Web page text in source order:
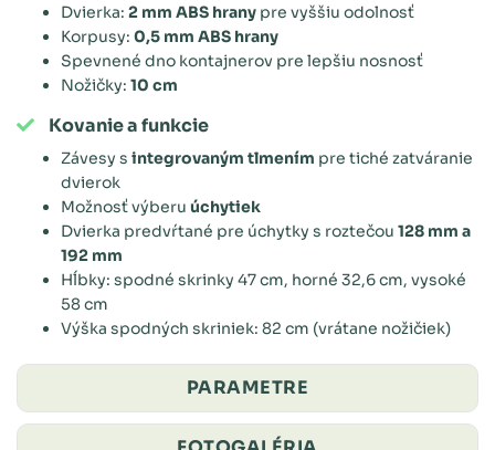
Dvierka: 2 mm ABS hrany pre vyššiu odolnosť
Korpusy: 0,5 mm ABS hrany
Spevnené dno kontajnerov pre lepšiu nosnosť
Nožičky: 10 cm
Kovanie a funkcie
Závesy s integrovaným tlmením pre tiché zatváranie
dvierok
Možnosť výberu úchytiek
Dvierka predvŕtané pre úchytky s roztečou 128 mm a
192 mm
Hĺbky: spodné skrinky 47 cm, horné 32,6 cm, vysoké
58 cm
Výška spodných skriniek: 82 cm (vrátane nožičiek)
PARAMETRE